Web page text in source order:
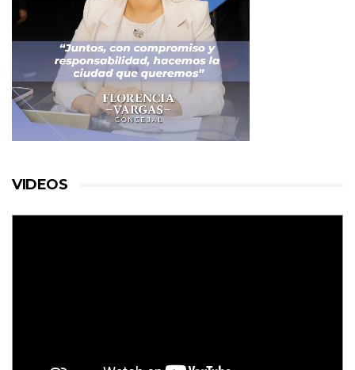
VIDEOS